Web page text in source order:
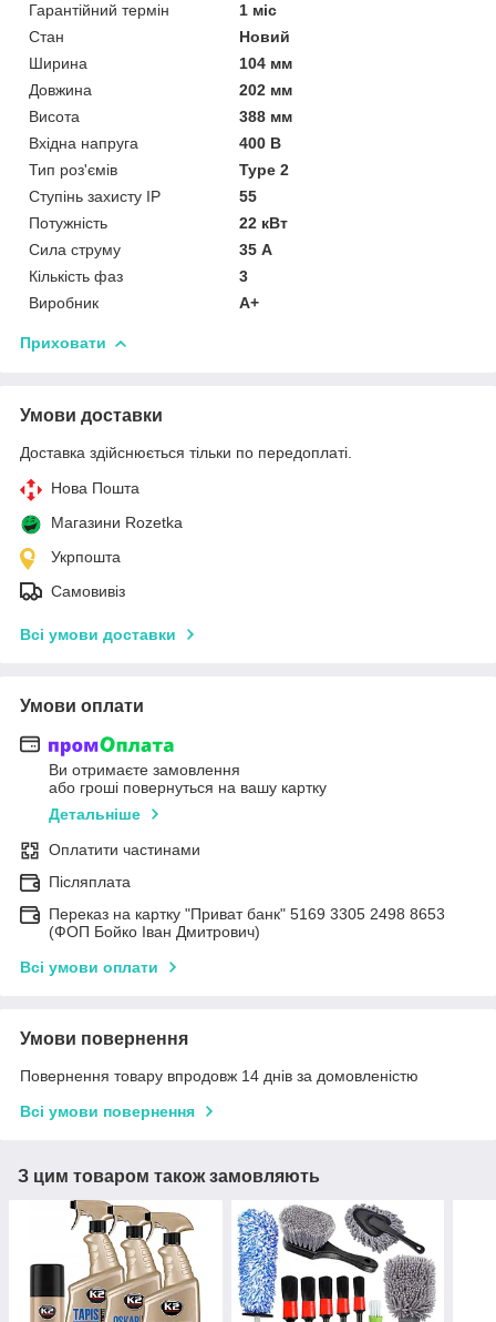
Гарантійний термін
1 міс
Стан
Новий
Ширина
104 мм
Довжина
202 мм
Висота
388 мм
Вхідна напруга
400 В
Тип роз'ємів
Type 2
Ступінь захисту IP
55
Потужність
22 кВт
Сила струму
35 А
Кількість фаз
3
Виробник
A+
Приховати
Умови доставки
Доставка здійснюється тільки по передоплаті.
Нова Пошта
Магазини Rozetka
Укрпошта
Самовивіз
Всі умови доставки
Умови оплати
Ви отримаєте замовлення
або гроші повернуться на вашу картку
Детальніше
Оплатити частинами
Післяплата
Переказ на картку "Приват банк" 5169 3305 2498 8653
(ФОП Бойко Іван Дмитрович)
Всі умови оплати
Умови повернення
Повернення товару впродовж 14 днів за домовленістю
Всі умови повернення
З цим товаром також замовляють